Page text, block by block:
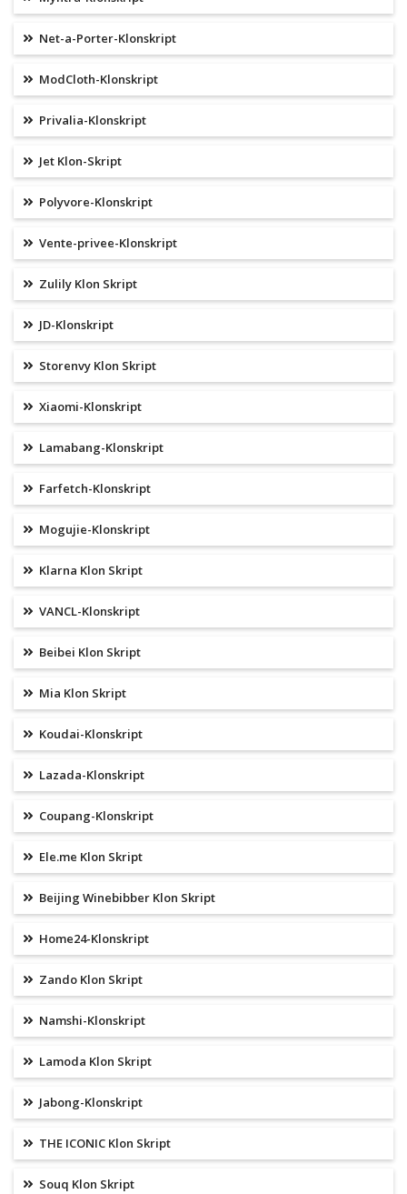
Net-a-Porter-Klonskript
ModCloth-Klonskript
Privalia-Klonskript
Jet Klon-Skript
Polyvore-Klonskript
Vente-privee-Klonskript
Zulily Klon Skript
JD-Klonskript
Storenvy Klon Skript
Xiaomi-Klonskript
Lamabang-Klonskript
Farfetch-Klonskript
Mogujie-Klonskript
Klarna Klon Skript
VANCL-Klonskript
Beibei Klon Skript
Mia Klon Skript
Koudai-Klonskript
Lazada-Klonskript
Coupang-Klonskript
Ele.me Klon Skript
Beijing Winebibber Klon Skript
Home24-Klonskript
Zando Klon Skript
Namshi-Klonskript
Lamoda Klon Skript
Jabong-Klonskript
THE ICONIC Klon Skript
Souq Klon Skript